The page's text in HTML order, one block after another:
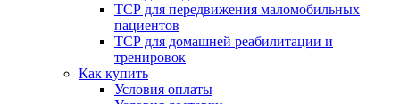
ТСР для передвижения маломобильных
пациентов
ТСР для домашней реабилитации и
тренировок
Как купить
Условия оплаты